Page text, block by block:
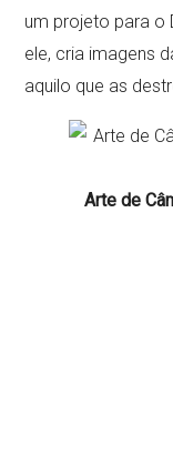
um projeto para o
ele, cria imagens
aquilo que as
Arte de